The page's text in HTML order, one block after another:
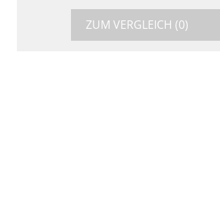
ZUM VERGLEICH (0)